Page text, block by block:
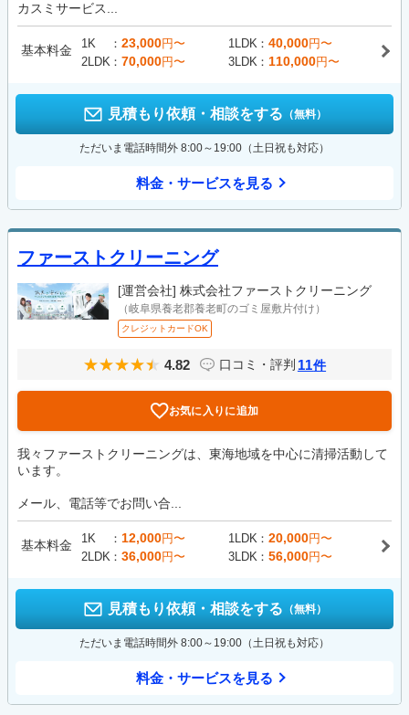
カスミサービス...
基本料金 1K 23,000円〜 1LDK 40,000円〜
2LDK
70,000円〜 3LDK 110,000円〜
見積もり依頼・相談をする （無料）
ただいま電話時間外 8:00～19:00（土日祝も対応）
料金・サービスを見る
ファーストクリーニング
[運営会社] 株式会社ファーストクリーニング
（岐阜県養老郡養老町のゴミ屋敷片付け）
クレジットカードOK
4.82 口コミ・評判 11件
お気に入りに追加
我々ファーストクリーニングは、東海地域を中心に清掃活動して
います。
メール、電話等でお問い合...
基本料金 1K 12,000円〜 1LDK 20,000円〜
2LDK
36,000円〜 3LDK 56,000円〜
見積もり依頼・相談をする （無料）
ただいま電話時間外 8:00～19:00（土日祝も対応）
料金・サービスを見る